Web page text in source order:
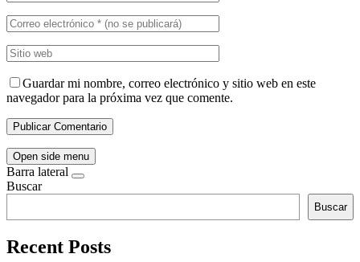
Guardar mi nombre, correo electrónico y sitio web en este
navegador para la próxima vez que comente.
Open side menu
Barra lateral
Buscar
Buscar
Recent Posts